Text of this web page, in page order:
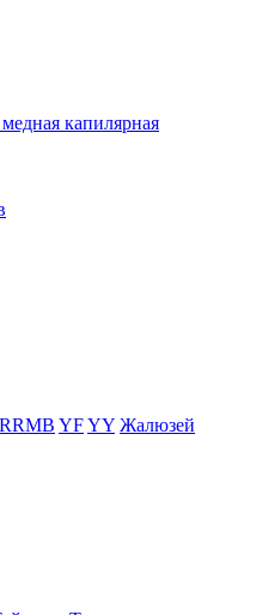
капилярная
RRMB YFYY Жалюзей